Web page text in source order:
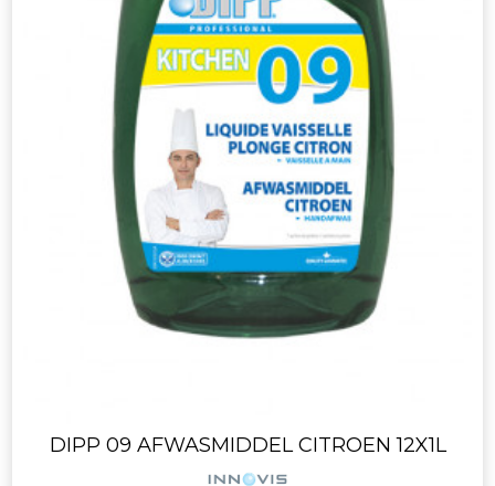
DIPP 09 AFWASMIDDEL CITROEN 12X1L